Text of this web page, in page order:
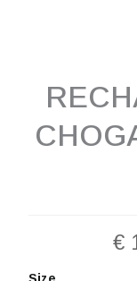
€
Size
quantité